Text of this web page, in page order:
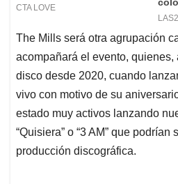
The Mills será otra agrupación
acompañará el evento, quienes,
disco desde 2020, cuando
vivo con motivo de su
estado muy activos lanzando
“Quisiera” o “3 AM” que
producción discográfica.